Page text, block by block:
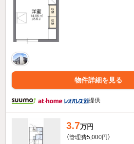
物件詳細を見る
提供
3.7万円
（管理費5,000円）